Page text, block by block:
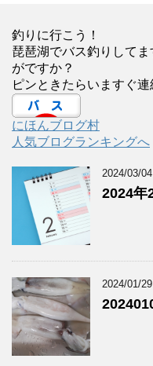
釣りに行こう！
琵琶湖でバス釣りして
がですか？
ピンときたらいますぐ連
にほんブログ村
人気ブログランキングへ
2024/03/04
2024年
2024/01/29